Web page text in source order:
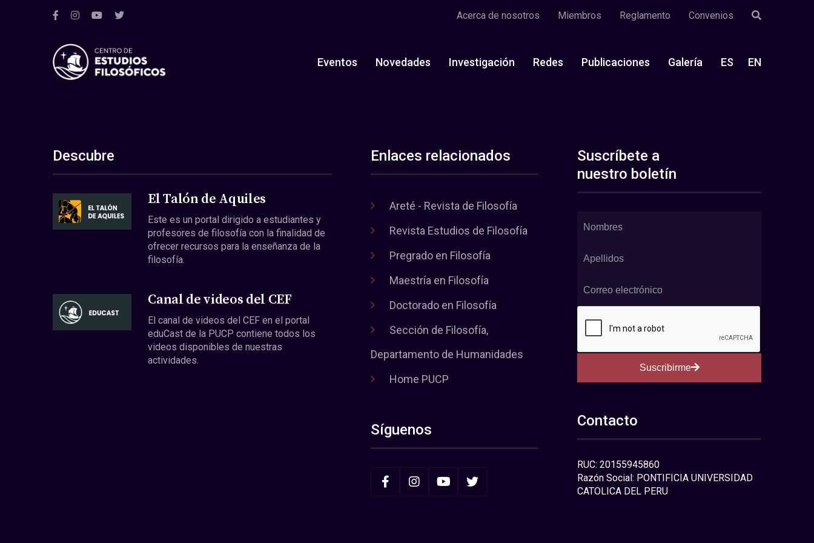
Acerca de nosotros Miembros Reglamento Convenios
Eventos Novedades Investigación Redes Publicaciones Galería ES EN
Descubre
El Talón de Aquiles
Este es un portal dirigido a estudiantes y
profesores de filosofía con la finalidad de
ofrecer recursos para la enseñanza de la
filosofía.
Canal de videos del CEF
El canal de videos del CEF en el portal
eduCast de la PUCP contiene todos los
videos disponibles de nuestras
actividades.
Enlaces relacionados
Areté - Revista de Filosofía
Revista Estudios de Filosofía
Pregrado en Filosofía
Maestría en Filosofía
Doctorado en Filosofía
Sección de Filosofía,
Departamento de Humanidades
Home PUCP
Síguenos
Suscríbete a
nuestro boletín
Suscribirme
Contacto
RUC: 20155945860
Razón Social: PONTIFICIA UNIVERSIDAD
CATOLICA DEL PERU